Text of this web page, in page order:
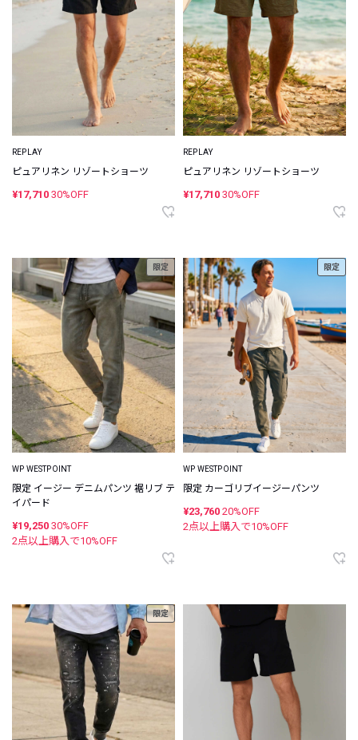
REPLAY
ピュアリネン リゾートショーツ
¥17,710 30%OFF
REPLAY
ピュアリネン リゾートショーツ
¥17,710 30%OFF
限定
WP WESTPOINT
限定 イージー デニムパンツ 裾リブ テ
イパード
¥19,250 30%OFF
2点以上購入で10%OFF
限定
WP WESTPOINT
限定 カーゴリブイージーパンツ
¥23,760 20%OFF
2点以上購入で10%OFF
限定